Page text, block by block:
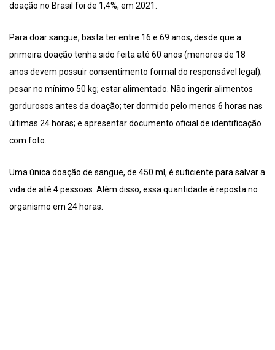
doação no Brasil foi de 1,4%, em 2021.
Para doar sangue, basta ter entre 16 e 69 anos, desde que a
primeira doação tenha sido feita até 60 anos (menores de 18
anos devem possuir consentimento formal do responsável legal);
pesar no mínimo 50 kg; estar alimentado. Não ingerir alimentos
gordurosos antes da doação; ter dormido pelo menos 6 horas nas
últimas 24 horas; e apresentar documento oficial de identificação
com foto.
Uma única doação de sangue, de 450 ml, é suficiente para salvar a
vida de até 4 pessoas. Além disso, essa quantidade é reposta no
organismo em 24 horas.